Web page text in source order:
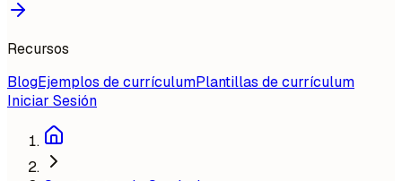
Recursos
BlogEjemplos de currículumPlantillas de currículum
Iniciar Sesión